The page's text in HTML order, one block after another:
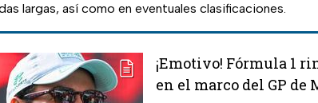
largas, así como en eventuales clasificaciones.
¡Emotivo! Fórmula 1
en el marco del GP de